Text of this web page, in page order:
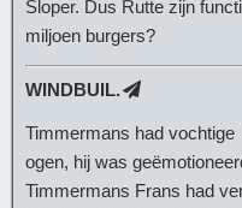
Sloper. Dus Rutte zijn
miljoen burgers?
WINDBUIL.
Timmermans had vochtige
ogen, hij was
Timmermans Frans had